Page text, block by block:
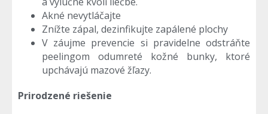
Akné nevytláčajte
Znížte zápal, dezinfikujte zapálené plochy
V záujme prevencie si pravidelne odstráňte
peelingom odumreté kožné bunky, ktoré
upchávajú mazové žľazy.
Prirodzené riešenie